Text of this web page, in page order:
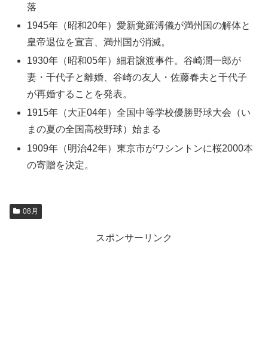
落
1945年（昭和20年）愛新覚羅溥儀が満州国の解体と
皇帝退位を宣言、満州国が消滅。
1930年（昭和05年）細君譲渡事件。谷崎潤一郎が
妻・千代子と離婚、谷崎の友人・佐藤春夫と千代子
が再婚することを発表。
1915年（大正04年）全国中等学校優勝野球大会（い
まの夏の全国高校野球）始まる
1909年（明治42年）東京市がワシントンに桜2000本
の寄贈を決定。
08月
スポンサーリンク